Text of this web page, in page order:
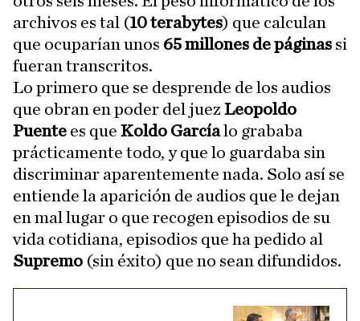
archivos es tal (10 terabytes) que calculan
que ocuparían unos 65 millones de páginas si
fueran transcritos.
Lo primero que se desprende de los audios
que obran en poder del juezLeopoldo
Puente es que Koldo Garcíalo grababa
prácticamente todo, y que lo guardaba sin
discriminar aparentemente nada. Solo así se
entiende la aparición de audios que le dejan
en mal lugar o que recogen episodios de su
vida cotidiana, episodios que ha pedido al
Supremo (sin éxito) que no sean difundidos.